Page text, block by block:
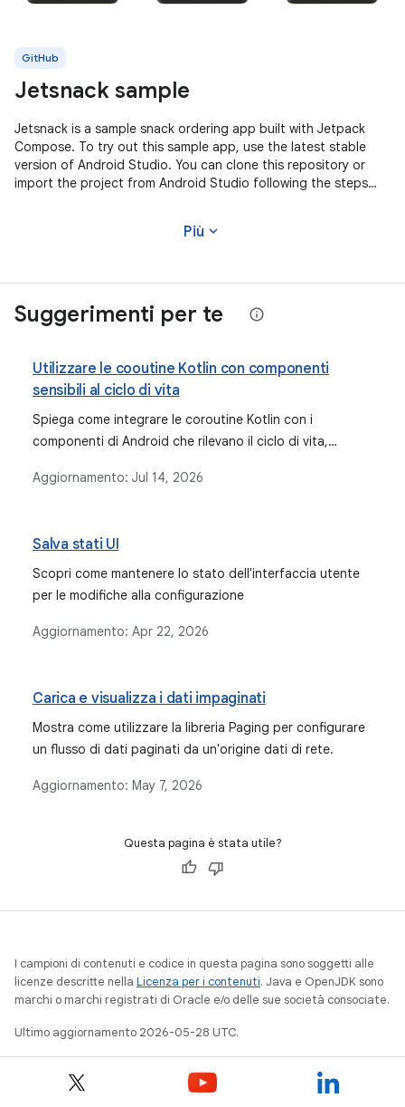
GitHub
Jetsnack sample
Jetsnack is a sample snack ordering app built with Jetpack
Compose. To try out this sample app, use the latest stable
version of Android Studio. You can clone this repository or
import the project from Android Studio following the steps
Più expand_more
Suggerimenti per te
Utilizzare le cooutine Kotlin con componenti
sensibili al ciclo di vita
Spiega come integrare le coroutine Kotlin con i
componenti di Android che rilevano il ciclo di vita,
ambiti associati alla composizione.
Aggiornamento: Jul 14, 2026
Salva stati UI
Scopri come mantenere lo stato dell'interfaccia utente
per le modifiche alla configurazione
Aggiornamento: Apr 22, 2026
Carica e visualizza i dati impaginati
Mostra come utilizzare la libreria Paging per configurare
un flusso di dati paginati da un'origine dati di rete.
Aggiornamento: May 7, 2026
Questa pagina è stata utile?
I campioni di contenuti e codice in questa pagina sono soggetti alle
licenze descritte nella Licenza per i contenuti. Java e OpenJDK sono
marchi o marchi registrati di Oracle e/o delle sue società consociate.
Ultimo aggiornamento 2026-05-28 UTC.